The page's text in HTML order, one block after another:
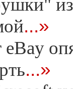
...»
eBay
...»